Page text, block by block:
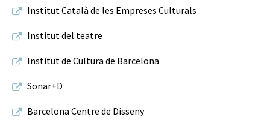
Institut Català de les Empreses Culturals
Institut del teatre
Institut de Cultura de Barcelona
Sonar+D
Barcelona Centre de Disseny